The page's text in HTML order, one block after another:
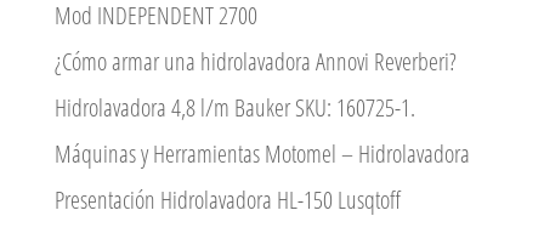
Mod INDEPENDENT 2700
¿Cómo armar una hidrolavadora Annovi Reverberi?
Hidrolavadora 4,8 l/m Bauker SKU: 160725-1.
Máquinas y Herramientas Motomel – Hidrolavadora
Presentación Hidrolavadora HL-150 Lusqtoff